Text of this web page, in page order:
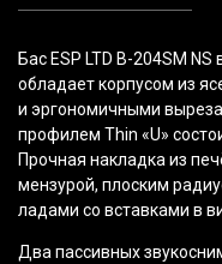
Бас ESP LTD B-204SM
обладает корпусом из
и эргономичными
профилем Thin «U»
Прочная накладка из
мензурой, плоским
ладами со вставками в
Два пассивных